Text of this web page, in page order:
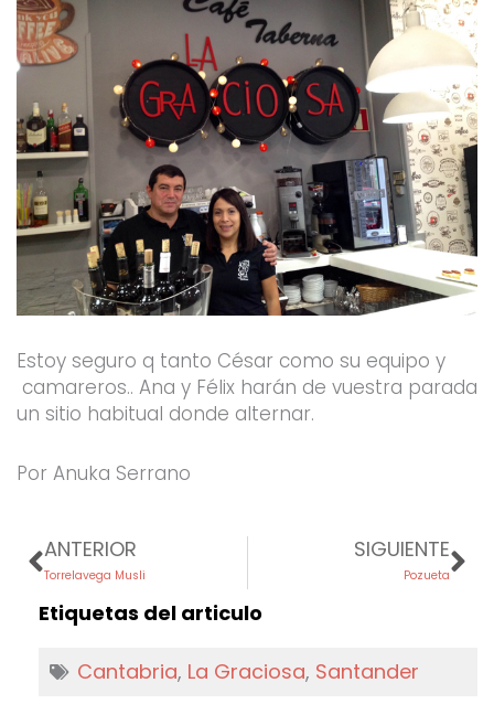
Estoy seguro q tanto César como su equipo y
camareros.. Ana y Félix harán de vuestra parada
un sitio habitual donde alternar.
Por Anuka Serrano
Prev
ANTERIOR
Torrelavega Musli
SIGUIENTE
Pozueta
Etiquetas del articulo
Cantabria, La Graciosa, Santander